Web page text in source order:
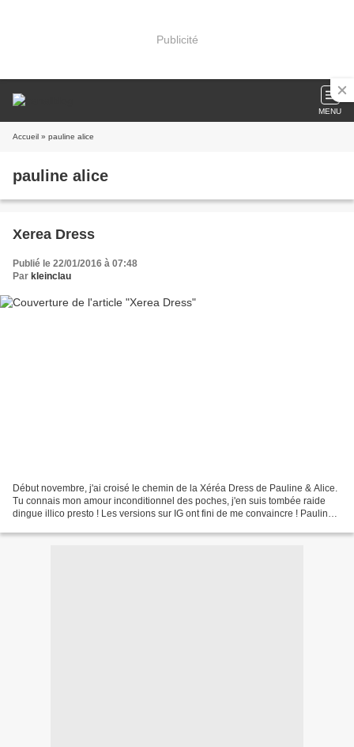
Publicité
MENU
Accueil » pauline alice
pauline alice
Xerea Dress
Publié le 22/01/2016 à 07:48
Par kleinclau
Début novembre, j'ai croisé le chemin de la Xéréa Dress de Pauline & Alice.
Tu connais mon amour inconditionnel des poches, j'en suis tombée raide
dingue illico presto ! Les versions sur IG ont fini de me convaincre ! Pauline